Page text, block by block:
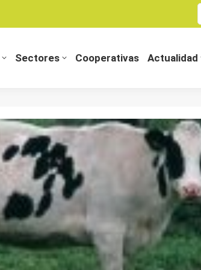
Sectores Cooperativas Actualidad
Actualidad